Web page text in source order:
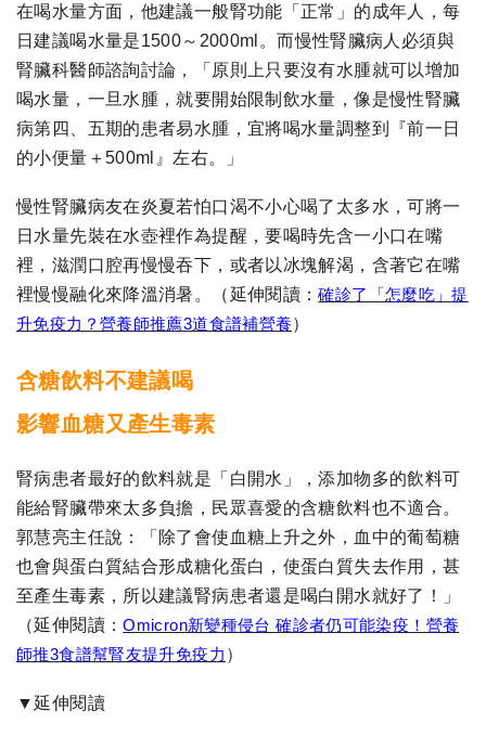
在喝水量方面，他建議一般腎功能「正常」的成年人，每
日建議喝水量是1500～2000ml。而慢性腎臟病人必須與
腎臟科醫師諮詢討論，「原則上只要沒有水腫就可以增加
喝水量，一旦水腫，就要開始限制飲水量，像是慢性腎臟
病第四、五期的患者易水腫，宜將喝水量調整到『前一日
的小便量＋500ml』左右。」
慢性腎臟病友在炎夏若怕口渴不小心喝了太多水，可將一
日水量先裝在水壺裡作為提醒，要喝時先含一小口在嘴
裡，滋潤口腔再慢慢吞下，或者以冰塊解渴，含著它在嘴
裡慢慢融化來降溫消暑。
（延伸閱讀：確診了「怎麼吃」提
升免疫力？營養師推薦3道食譜補營養）
含糖飲料不建議喝
影響血糖又產生毒素
腎病患者最好的飲料就是「白開水」，添加物多的飲料可
能給腎臟帶來太多負擔，民眾喜愛的含糖飲料也不適合。
郭慧亮主任說：「除了會使血糖上升之外，血中的葡萄糖
也會與蛋白質結合形成糖化蛋白，使蛋白質失去作用，甚
至產生毒素，所以建議腎病患者還是喝白開水就好了！」
（延伸閱讀：Omicron新變種侵台 確診者仍可能染疫！營養
師推3食譜幫腎友提升免疫力 ）
▼延伸閱讀